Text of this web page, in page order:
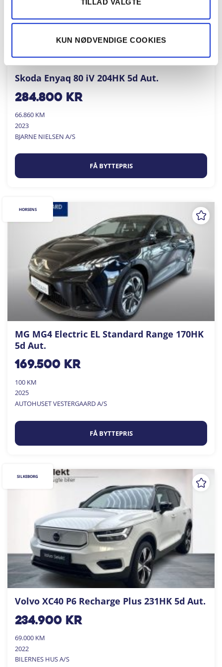
KUN NØDVENDIGE COOKIES
Skoda Enyaq 80 iV 204HK 5d Aut.
284.800kr
66.860 KM
2023
BJARNE NIELSEN A/S
FÅ BYTTEPRIS
MG MG4 Electric EL Standard Range 170HK
5d Aut.
169.500kr
100 KM
2025
AUTOHUSET VESTERGAARD A/S
FÅ BYTTEPRIS
HORSENS
Volvo XC40 P6 Recharge Plus 231HK 5d Aut.
234.900kr
69.000 KM
2022
BILERNES HUS A/S
SILKEBORG